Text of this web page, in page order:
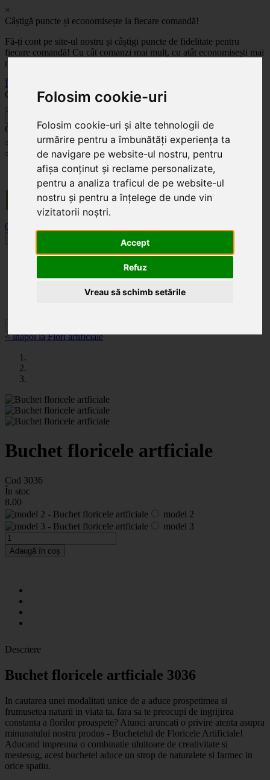
Folosim cookie-uri
Folosim cookie-uri și alte tehnologii de
urmărire pentru a îmbunătăți experiența ta
de navigare pe website-ul nostru, pentru
afișa conținut și reclame personalizate,
pentru a analiza traficul de pe website-ul
nostru și pentru a înțelege de unde vin
vizitatorii noștri.
Accept
Refuz
Vreau să schimb setările
×
Câștigă puncte și economisește la fiecare comandă!
Fă-ți cont pe site-ul nostru și câștigi puncte de fidelitate pentru
fiecare comandă! Cu cât comanzi mai mult, cu atât economisești mai
mult!
Înregistrează-te acum
Celoplast
Celoplast
Transportul este GRATUIT pentru comenzile mai mari de 350 Lei. Comanda minimă în
valoare de 100 Lei. Expediere în 1 - 2 zile lucrătoare.
0
Acasă
Noutăți
< înapoi la Flori artificiale
Buchet floricele artficiale
Cod 3036
În stoc
8.00
model 2
model 3
Adaugă în coș
Descriere
Buchet floricele artficiale 3036
In cautarea unei modalitati unice de a aduce prospetimea si
frumusetea naturii in viata ta, fara sa te preocupi de ingrijirea
constanta a florilor proaspete? Atunci aruncati o privire atenta asupra
minunatului nostru produs - Buchetelul de Floricele Artificiale!
Aducand impreuna o combinatie uluitoare de creativitate si
mestesug, acest buchetel aduce un strop de naturalete si farmec in
orice spatiu.